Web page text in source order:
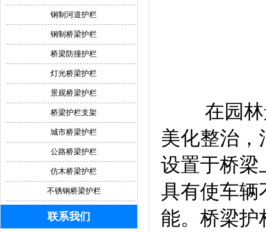
在园林
美化整治
设置于桥梁
具有使车辆
能。桥梁护
钢制河道护栏
钢制桥梁护栏
桥梁防撞护栏
灯光桥梁护栏
景观桥梁护栏
桥梁护栏支架
城市桥梁护栏
公路桥梁护栏
仿木桥梁护栏
不锈钢桥梁护栏
联系我们